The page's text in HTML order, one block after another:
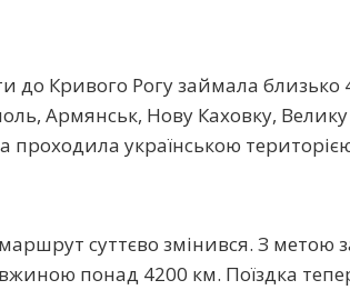
до Кривого Рогу займала близько
Армянськ, Нову Каховку, Велику
проходила українською
суттєво змінився. З метою
понад 4200 км. Поїздка